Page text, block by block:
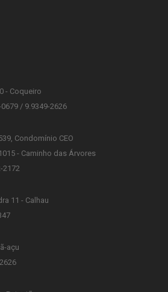
- Coqueiro
/ 9.9349-2626
Condomínio CEO
- Caminho das Árvores
2172
11 - Calhau
açu